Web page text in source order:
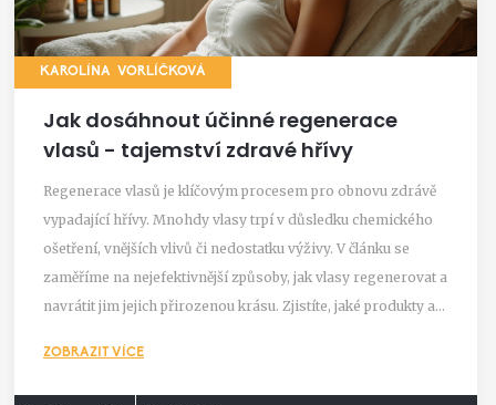
KAROLÍNA VORLÍČKOVÁ
Jak dosáhnout účinné regenerace
vlasů - tajemství zdravé hřívy
Regenerace vlasů je klíčovým procesem pro obnovu zdrávě
vypadající hřívy. Mnohdy vlasy trpí v důsledku chemického
ošetření, vnějších vlivů či nedostatku výživy. V článku se
zaměříme na nejefektivnější způsoby, jak vlasy regenerovat a
navrátit jim jejich přirozenou krásu. Zjistíte, jaké produkty a
účinné.
ZOBRAZIT VÍCE